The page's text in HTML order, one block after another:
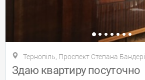
Тернопіль, Проспект Степана Бандері
Здаю квартиру посуточно